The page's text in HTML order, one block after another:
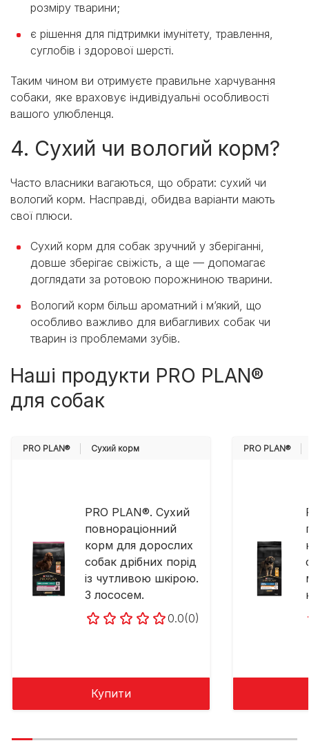
розміру тварини;
є рішення для підтримки імунітету, травлення,
суглобів і здорової шерсті.
Таким чином ви отримуєте правильне харчування
собаки, яке враховує індивідуальні особливості
вашого улюбленця.
4. Сухий чи вологий корм?
Часто власники вагаються, що обрати: сухий чи
вологий корм. Насправді, обидва варіанти мають
свої плюси.
Сухий корм для собак зручний у зберіганні,
довше зберігає свіжість, а ще — допомагає
доглядати за ротовою порожниною тварини.
Вологий корм більш ароматний і м’який, що
особливо важливо для вибагливих собак чи
тварин із проблемами зубів.
Наші продукти PRO PLAN®
для собак
PRO PLAN® Cухий корм
PRO PLAN®. Сухий
повнораціонний
корм для дорослих
собак дрібних порід
із чутливою шкірою.
З лососем.
0.0(0)
Купити
PRO PLAN®